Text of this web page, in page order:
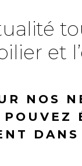
et
NOS